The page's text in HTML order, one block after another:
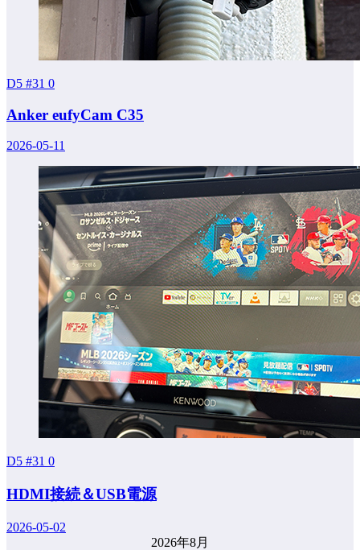
D5 #31 0
Anker eufyCam C35
2026-05-11
D5 #31 0
HDMI接続＆USB電源
2026-05-02
2026年8月